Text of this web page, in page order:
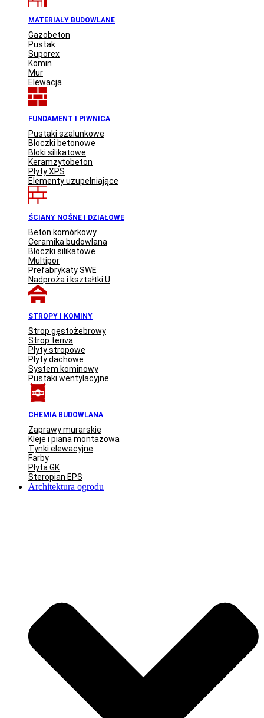
MATERIAŁY BUDOWLANE
Gazobeton
Pustak
Suporex
Komin
Mur
Elewacja
FUNDAMENT I PIWNICA
Pustaki szalunkowe
Bloczki betonowe
Bloki silikatowe
Keramzytobeton
Płyty XPS
Elementy uzupełniające
ŚCIANY NOŚNE I DZIAŁOWE
Beton komórkowy
Ceramika budowlana
Bloczki silikatowe
Multipor
Prefabrykaty SWE
Nadproża i kształtki U
STROPY I KOMINY
Strop gęstożebrowy
Strop teriva
Płyty stropowe
Płyty dachowe
System kominowy
Pustaki wentylacyjne
CHEMIA BUDOWLANA
Zaprawy murarskie
Kleje i piana montażowa
Tynki elewacyjne
Farby
Płyta GK
Steropian EPS
Architektura ogrodu